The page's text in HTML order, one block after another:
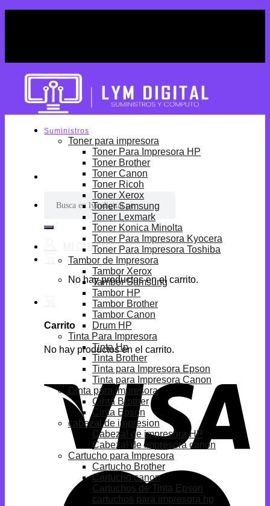
por:
No hay productos en el carrito.
Carrito
No hay productos en el carrito.
Suministros
Toner para impresora
Toner Para Impresora HP
Toner Brother
Toner Canon
Toner Ricoh
Toner Xerox
Toner Samsung
Toner Lexmark
Toner Konica Minolta
Toner Para Impresora Kyocera
Toner Para Impresora Toshiba
Tambor de Impresora
Tambor Xerox
Tambor Samsung
Tambor HP
Tambor Brother
Tambor Canon
Drum HP
Tinta Para Impresora
Tinta Hp
Tinta Brother
Tinta para Impresora Epson
Tinta para Impresora Canon
Cinta para impresora
Cinta Brother
Cinta Epson
cabezal de impresion
Cabezal de impresora HP
Cabezal de impresora canon
Cartucho para Impresora
Cartucho Brother
Cartucho canon
Cartuchos de Tinta Epson
cartuchos para impresora hp